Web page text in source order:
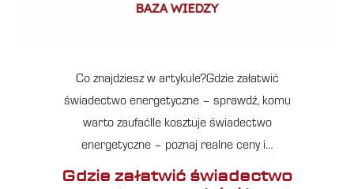
Co znajdziesz w artykule?Gdzie załatwić
świadectwo energetyczne – sprawdź, komu
warto zaufaćIle kosztuje świadectwo
energetyczne – poznaj realne ceny i…
Gdzie załatwić świadectwo